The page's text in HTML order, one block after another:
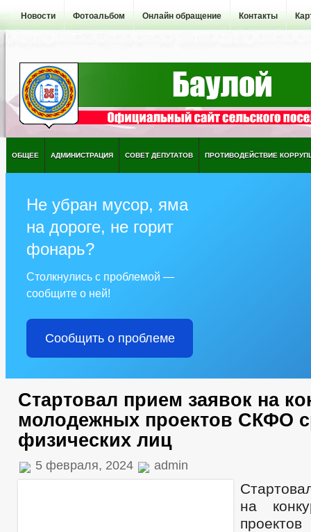
Новости Фотоальбом Онлайн обращение Контакты
ОБЩЕЕ АДМИНИСТРАЦИЯ СОВЕТ ДЕПУТАТОВ ПРОТИВОДЕЙСТВИЕ
Не убран мусор, яма
на дороге, не горит
фонарь?
Столкнулись с проблемой —
сообщите о ней!
Сообщить о проблеме
Стартовал прием заявок на
молодежных проектов СКФО
физических лиц
5 февраля, 2024 admin
на